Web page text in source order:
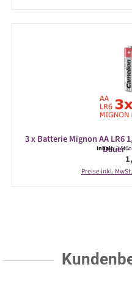
3 x Batterie Mignon AA LR6
Dauer -
Inhalt:3
Preise inkl.